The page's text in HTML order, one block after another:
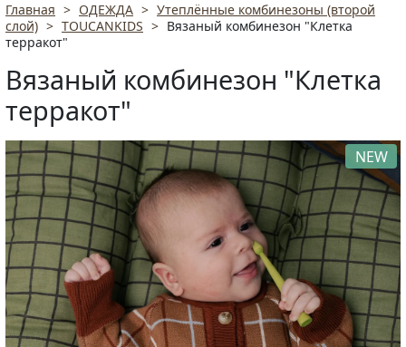
Регистрация
Главная ОДЕЖДА
Утеплённые комбинезоны (второй
слой)
TOUCANKIDS
Вязаный комбинезон "Клетка
терракот"
Вязаный комбинезон "Клетка
терракот"
NEW